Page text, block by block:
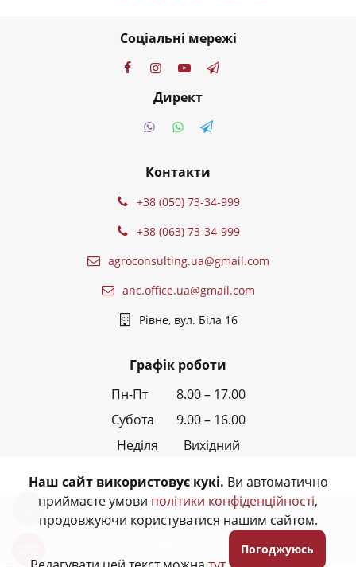
Соціальні мережі
Директ
Контакти
+38 (050) 73-34-999
+38 (063) 73-34-999
agroconsulting.ua@gmail.com
anc.office.ua@gmail.com
Рівне, вул. Біла 16
Графік роботи
Пн-Пт 8.00 – 17.00
Субота 9.00 – 16.00
Неділя Вихідний
© Всі права захищені - 2026,АНК
Кнопка
Наш сайт використовує кукі. Ви автоматично
приймаєте умови політики конфіденційності,
продовжуючи користуватися нашим сайтом.
Погоджуюсь